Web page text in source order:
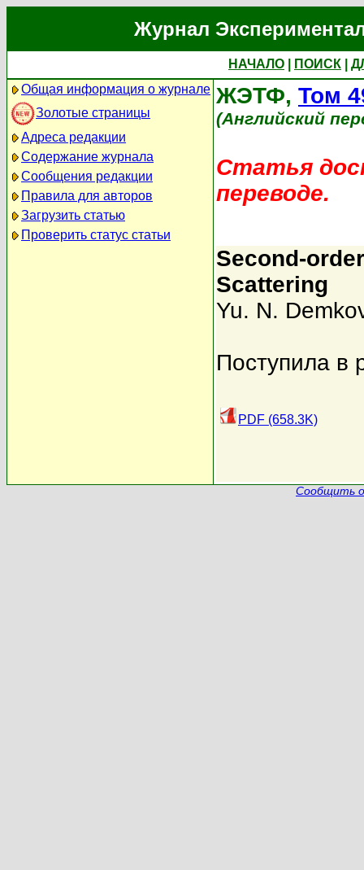
Журнал
НАЧАЛО ПОИСК
Общая информация о журнале
Золотые страницы
Адреса редакции
Содержание журнала
Сообщения редакции
Правила для авторов
Загрузить статью
Проверить статус статьи
ЖЭТФ, Том
(Английский
Статья
переводе.
Second-
Scattering
Yu. N.
Поступила в
PDF (658.3K)
Сообщить о